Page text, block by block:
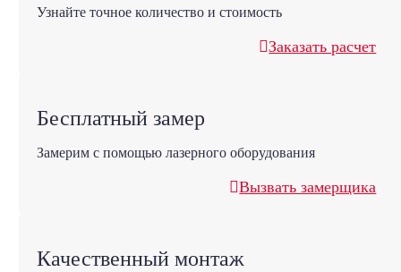
Узнайте точное количество и стоимость
Заказать расчет
Бесплатный замер
Замерим с помощью лазерного оборудования
Вызвать замерщика
Качественный монтаж